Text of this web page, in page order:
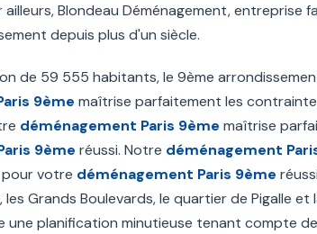
Blondeau Déménagement, entreprise
depuis plus d'un siècle.
de 59 555 habitants, le 9ème
9ème maîtrise parfaitement les
déménagement Paris 9ème maîtrise
9ème réussi. Notre déménagement
votre déménagement Paris 9ème
Grands Boulevards, le quartier de Pigalle
planification minutieuse tenant compte